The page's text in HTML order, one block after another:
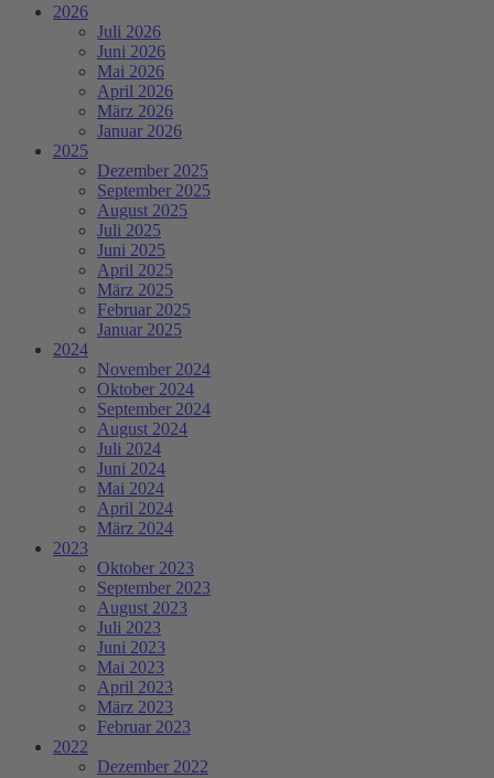
2026
Juli 2026
Juni 2026
Mai 2026
April 2026
März 2026
Januar 2026
2025
Dezember 2025
September 2025
August 2025
Juli 2025
Juni 2025
April 2025
März 2025
Februar 2025
Januar 2025
2024
November 2024
Oktober 2024
September 2024
August 2024
Juli 2024
Juni 2024
Mai 2024
April 2024
März 2024
2023
Oktober 2023
September 2023
August 2023
Juli 2023
Juni 2023
Mai 2023
April 2023
März 2023
Februar 2023
2022
Dezember 2022